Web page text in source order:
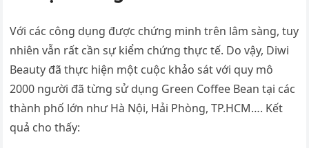
Với các công dụng được chứng minh trên lâm sàng, tuy
nhiên vẫn rất cần sự kiểm chứng thực tế. Do vậy, Diwi
Beauty đã thực hiện một cuộc khảo sát với quy mô
2000 người đã từng sử dụng Green Coffee Bean tại các
thành phố lớn như Hà Nội, Hải Phòng, TP.HCM…. Kết
quả cho thấy: